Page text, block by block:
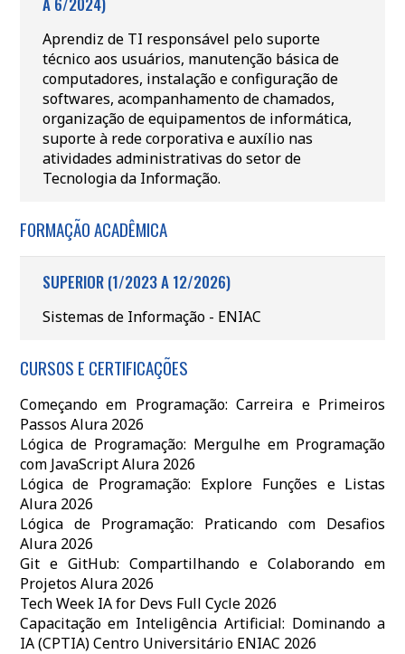
Aprendiz de TI responsável pelo suporte
técnico aos usuários, manutenção básica de
computadores, instalação e configuração de
softwares, acompanhamento de chamados,
organização de equipamentos de informática,
suporte à rede corporativa e auxílio nas
atividades administrativas do setor de
Tecnologia da Informação.
FORMAÇÃO ACADÊMICA
SUPERIOR (1/2023 A 12/2026)
Sistemas de Informação - ENIAC
CURSOS E CERTIFICAÇÕES
Começando em Programação: Carreira e Primeiros
Passos Alura 2026
Lógica de Programação: Mergulhe em Programação
com JavaScript Alura 2026
Lógica de Programação: Explore Funções e Listas
Alura 2026
Lógica de Programação: Praticando com Desafios
Alura 2026
Git e GitHub: Compartilhando e Colaborando em
Projetos Alura 2026
Tech Week IA for Devs Full Cycle 2026
Capacitação em Inteligência Artificial: Dominando a
IA (CPTIA) Centro Universitário ENIAC 2026